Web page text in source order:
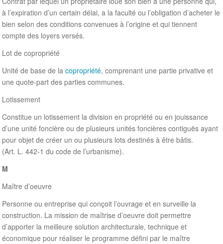
à l’expiration d’un certain délai, a la faculté ou l’obligation d’acheter le
bien selon des conditions convenues à l’origine et qui tiennent
compte des loyers versés.
Lot de copropriété
Unité de base de la copropriété, comprenant une partie privative et
une quote-part des parties communes.
Lotissement
Constitue un lotissement la division en propriété ou en jouissance
d’une unité foncière ou de plusieurs unités foncières contiguës ayant
pour objet de créer un ou plusieurs lots destinés à être bâtis.
(Art. L. 442-1 du code de l’urbanisme).
M
Maître d’oeuvre
Personne ou entreprise qui conçoit l’ouvrage et en surveille la
construction. La mission de maîtrise d’oeuvre doit permettre
d’apporter la meilleure solution architecturale, technique et
économique pour réaliser le programme défini par le maître